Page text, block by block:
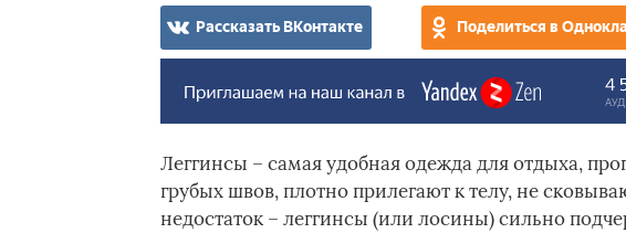
Рассказать ВКонтакте Поделиться в
Леггинсы – самая удобная одежда для отдыха,
грубых швов, плотно прилегают к телу, не
недостаток – леггинсы (или лосины) сильно